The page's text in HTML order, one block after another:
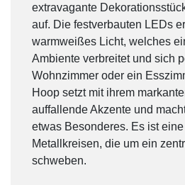
extravagante
auf. Die festverbauten LEDs
warmweißes Licht, welches
Ambiente verbreitet und sich
Wohnzimmer oder ein
Hoop setzt mit ihrem
auffallende Akzente und
etwas Besonderes. Es ist
Metallkreisen, die um ein
schweben.